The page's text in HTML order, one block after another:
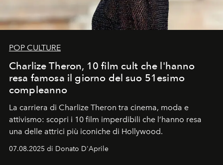
POP CULTURE
Charlize Theron, 10 film cult che l'hanno
resa famosa il giorno del suo 51esimo
compleanno
La carriera di Charlize Theron tra cinema, moda e
attivismo: scopri i 10 film imperdibili che l’hanno resa
una delle attrici più iconiche di Hollywood.
07.08.2025 di Donato D'Aprile